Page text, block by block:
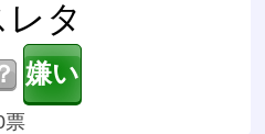
タ
票